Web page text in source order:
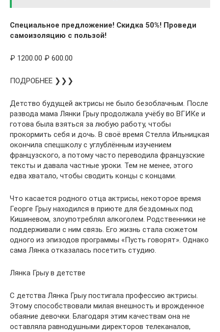
Специальное предложение! Скидка 50%! Проведи
самоизоляцию с пользой!
₽ 1200.00 ₽ 600.00
ПОДРОБНЕЕ ❯❯❯
Детство будущей актрисы не было безоблачным. После
развода мама Лянки Грыу продолжала учёбу во ВГИКе и
готова была взяться за любую работу, чтобы
прокормить себя и дочь. В своё время Стелла Ильницкая
окончила спецшколу с углублённым изучением
французского, а потому часто переводила французские
тексты и давала частные уроки. Тем не менее, этого
едва хватало, чтобы сводить концы с концами.
Что касается родного отца актрисы, некоторое время
Георге Грыу находился в приюте для бездомных под
Кишиневом, злоупотреблял алкоголем. Родственники не
поддерживали с ним связь. Его жизнь стала сюжетом
одного из эпизодов программы «Пусть говорят». Однако
сама Лянка отказалась посетить студию.
Лянка Грыу в детстве
С детства Лянка Грыу постигала профессию актрисы.
Этому способствовали милая внешность и врожденное
обаяние девочки. Благодаря этим качествам она не
оставляла равнодушными директоров телеканалов,